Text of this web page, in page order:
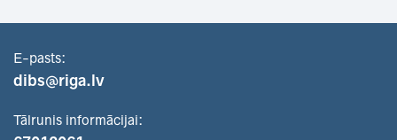
E-pasts:
dibs@riga.lv
Tālrunis informācijai: